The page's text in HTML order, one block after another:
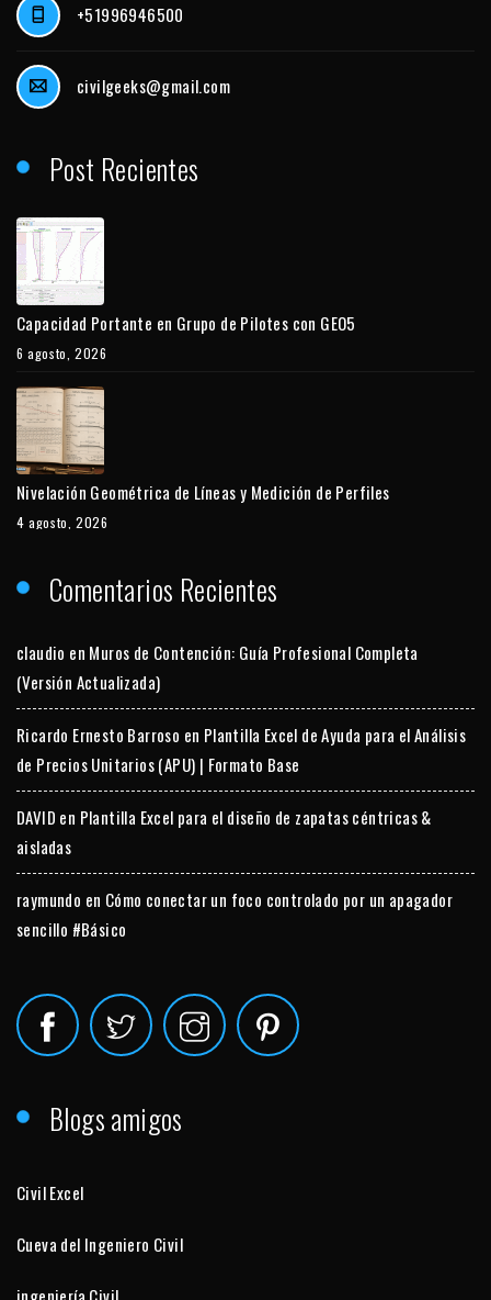
+51996946500
civilgeeks@gmail.com
Post Recientes
Capacidad Portante en Grupo de Pilotes con GEO5
6 agosto, 2026
Nivelación Geométrica de Líneas y Medición de Perfiles
4 agosto, 2026
Comentarios Recientes
claudio en Muros de Contención: Guía Profesional Completa
(Versión Actualizada)
Ricardo Ernesto Barroso en Plantilla Excel de Ayuda para el Análisis
de Precios Unitarios (APU) | Formato Base
DAVID en Plantilla Excel para el diseño de zapatas céntricas &
aisladas
raymundo en Cómo conectar un foco controlado por un apagador
sencillo #Básico
Blogs amigos
Civil Excel
Cueva del Ingeniero Civil